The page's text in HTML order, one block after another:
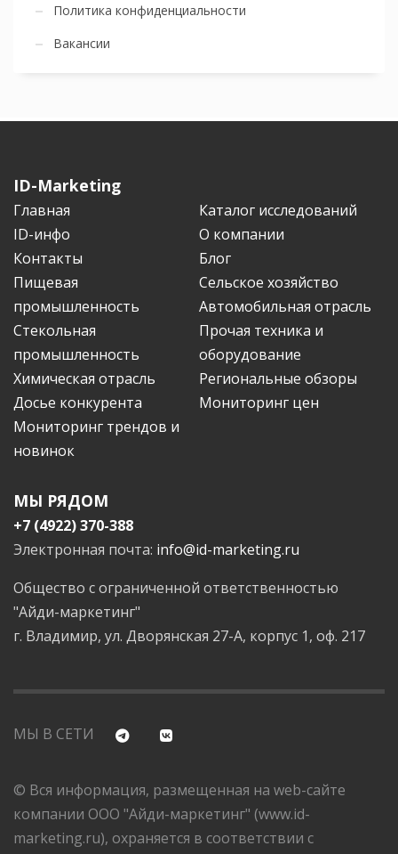
Политика конфиденциальности
Вакансии
ID-Marketing
Главная
Каталог исследований
ID-инфо
О компании
Контакты
Блог
Пищевая
промышленность
Сельское хозяйство
Автомобильная отрасль
Стекольная
промышленность
Прочая техника и
оборудование
Химическая отрасль
Региональные обзоры
Досье конкурента
Мониторинг цен
Мониторинг трендов и
новинок
МЫ РЯДОМ
+7 (4922) 370-388
Электронная почта: info@id-marketing.ru
Общество с ограниченной ответственностью
"Айди-маркетинг"
г. Владимир, ул. Дворянская 27-А, корпус 1, оф. 217
МЫ В СЕТИ
© Вся информация, размещенная на web-сайте
компании ООО "Айди-маркетинг" (www.id-
marketing.ru), охраняется в соответствии с